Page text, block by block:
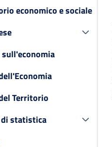
economico e sociale
Territorio
statistica